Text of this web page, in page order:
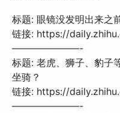
标题: 眼镜没发明出来之
链接: https://
———————-
标题: 老虎、狮子、豹子
坐骑？
链接: https://
———————-